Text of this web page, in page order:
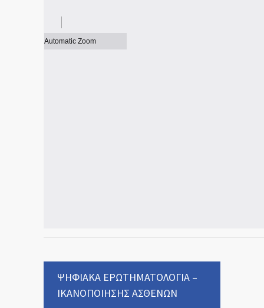
ΨΗΦΙΑΚΑ ΕΡΩΤΗΜΑΤΟΛΟΓΙΑ –
ΙΚΑΝΟΠΟΙΗΣΗΣ ΑΣΘΕΝΩΝ